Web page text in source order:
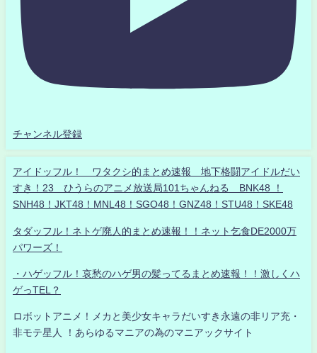
チャンネル登録
アイドッフル！ ワタクシ的まとめ速報 地下格闘アイドルだい
すき！23 ひうらのアニメ放送局101ちゃんねる BNK48 ！
SNH48！JKT48！MNL48！SGO48！GNZ48！STU48！SKE48
タダッフル！ネトゲ廃人的まとめ速報！！ネット乞食DE2000万
パワーズ！
・ハゲッフル！哀愁のハゲ男の髪ってるまとめ速報！！激しくハ
ゲっTEL？
ロボットアニメ！メカと美少女キャラだいすき永遠の非リア充・
非モテ星人 ！あらゆるマニアの為のマニアックサイト